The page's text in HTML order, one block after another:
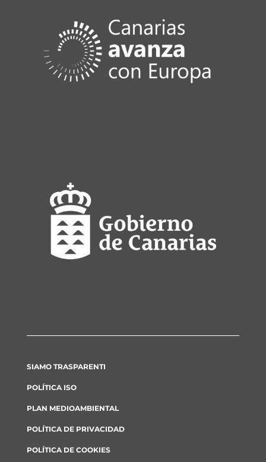
SIAMO TRASPARENTI
POLÍTICA ISO
PLAN MEDIOAMBIENTAL
POLÍTICA DE PRIVACIDAD
POLÍTICA DE COOKIES